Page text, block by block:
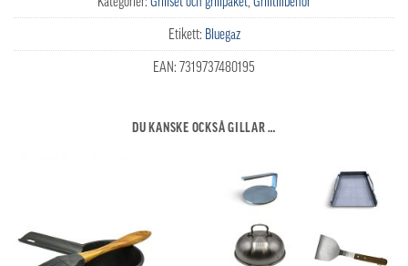
Etikett: Bluegaz
EAN: 7319737480195
DU KANSKE OCKSÅ GILLAR …